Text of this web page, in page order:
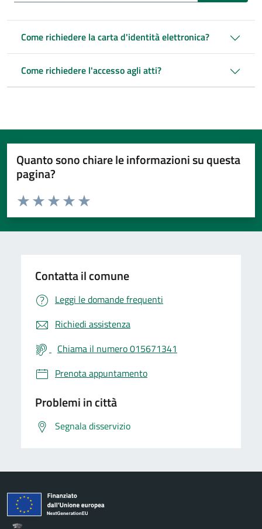
Come richiedere la carta d'identità elettronica?
Come richiedere l'accesso agli atti?
Quanto sono chiare le informazioni su questa
pagina?
Valuta da 1 a 5 stelle la pagina
Valuta 5 stelle su 5
Valuta 4 stelle su 5
Valuta 3 stelle su 5
Valuta 2 stelle su 5
Valuta 1 stelle su 5
Contatta il comune
Leggi le domande frequenti
Richiedi assistenza
Chiama il numero 015671341
Prenota appuntamento
Problemi in città
Segnala disservizio